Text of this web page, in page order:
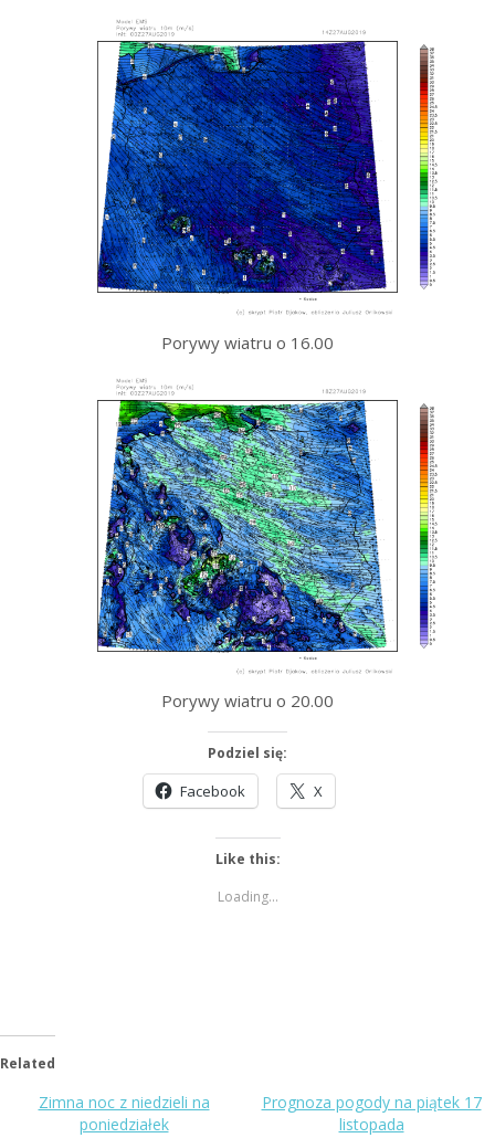
Porywy wiatru o 16.00
Porywy wiatru o 20.00
Podziel się:
Facebook X
Like this:
Loading...
Related
Zimna noc z niedzieli na
poniedziałek
Prognoza pogody na piątek 17
listopada